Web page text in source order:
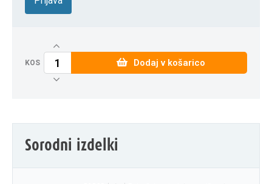
KOS Dodaj v košarico
Sorodni izdelki